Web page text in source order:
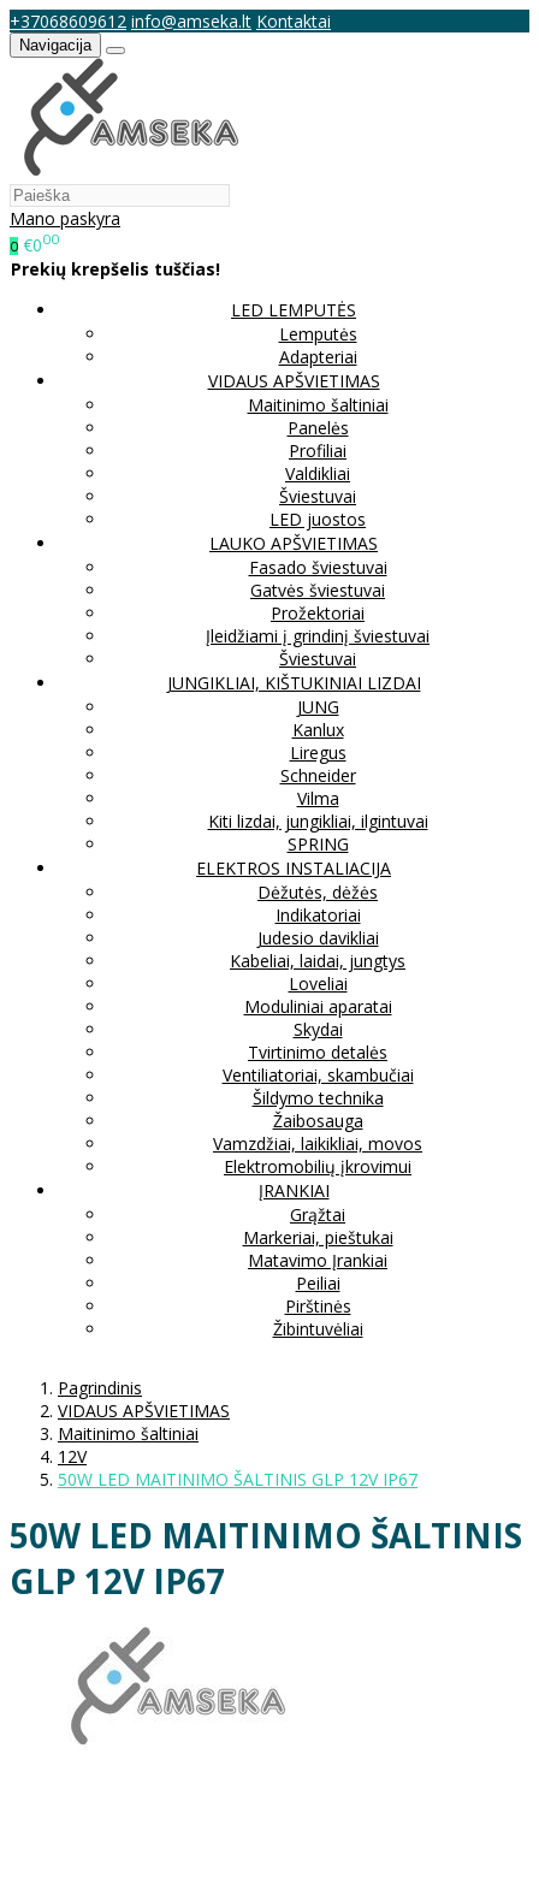
+37068609612 info@amseka.lt Kontaktai
Navigacija
Mano paskyra
0 €000
Prekių krepšelis tuščias!
LED LEMPUTĖS
Lemputės
Adapteriai
VIDAUS APŠVIETIMAS
Maitinimo šaltiniai
Panelės
Profiliai
Valdikliai
Šviestuvai
LED juostos
LAUKO APŠVIETIMAS
Fasado šviestuvai
Gatvės šviestuvai
Prožektoriai
Įleidžiami į grindinį šviestuvai
Šviestuvai
JUNGIKLIAI, KIŠTUKINIAI LIZDAI
JUNG
Kanlux
Liregus
Schneider
Vilma
Kiti lizdai, jungikliai, ilgintuvai
SPRING
ELEKTROS INSTALIACIJA
Dėžutės, dėžės
Indikatoriai
Judesio davikliai
Kabeliai, laidai, jungtys
Loveliai
Moduliniai aparatai
Skydai
Tvirtinimo detalės
Ventiliatoriai, skambučiai
Šildymo technika
Žaibosauga
Vamzdžiai, laikikliai, movos
Elektromobilių įkrovimui
ĮRANKIAI
Grąžtai
Markeriai, pieštukai
Matavimo Įrankiai
Peiliai
Pirštinės
Žibintuvėliai
Pagrindinis
VIDAUS APŠVIETIMAS
Maitinimo šaltiniai
12V
50W LED MAITINIMO ŠALTINIS GLP 12V IP67
50W LED MAITINIMO ŠALTINIS
GLP 12V IP67